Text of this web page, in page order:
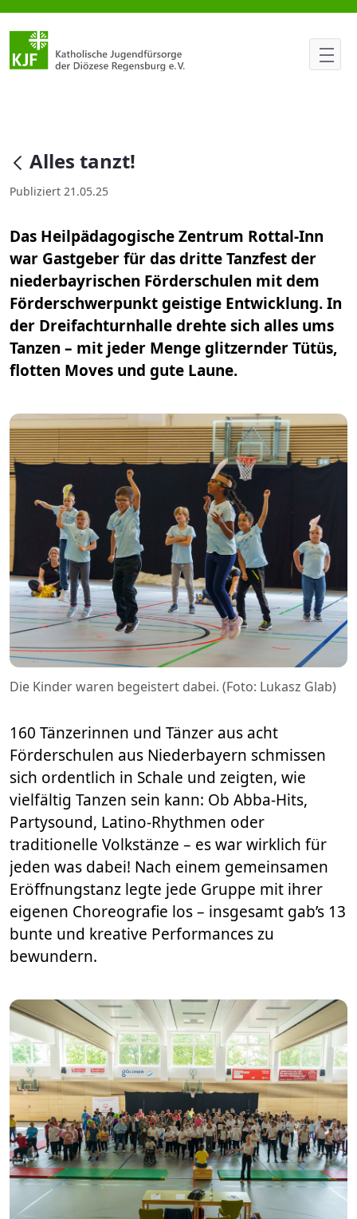
Alles tanzt!
null
Alles tanzt!
Publiziert 21.05.25
Das Heilpädagogische Zentrum Rottal-Inn
war Gastgeber für das dritte Tanzfest der
niederbayrischen Förderschulen mit dem
Förderschwerpunkt geistige Entwicklung. In
der Dreifachturnhalle drehte sich alles ums
Tanzen – mit jeder Menge glitzernder Tütüs,
flotten Moves und gute Laune.
Die Kinder waren begeistert dabei. (Foto: Lukasz Glab)
160 Tänzerinnen und Tänzer aus acht
Förderschulen aus Niederbayern schmissen
sich ordentlich in Schale und zeigten, wie
vielfältig Tanzen sein kann: Ob Abba-Hits,
Partysound, Latino-Rhythmen oder
traditionelle Volkstänze – es war wirklich für
jeden was dabei! Nach einem gemeinsamen
Eröffnungstanz legte jede Gruppe mit ihrer
eigenen Choreografie los – insgesamt gab’s 13
bunte und kreative Performances zu
bewundern.